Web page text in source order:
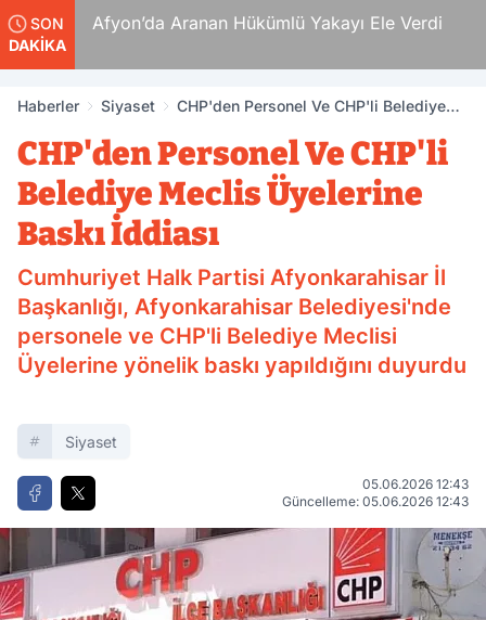
SON
DAKİKA
Afyon’da Aranan Hükümlü Yakayı Ele Verdi
Haberler Siyaset
CHP'den Personel Ve CHP'li Belediye
CHP'den Personel Ve CHP'li
Belediye Meclis Üyelerine
Baskı İddiası
Cumhuriyet Halk Partisi Afyonkarahisar İl
Başkanlığı, Afyonkarahisar Belediyesi'nde
personele ve CHP'li Belediye Meclisi
Üyelerine yönelik baskı yapıldığını duyurdu
Siyaset
05.06.2026 12:43
Güncelleme: 05.06.2026 12:43